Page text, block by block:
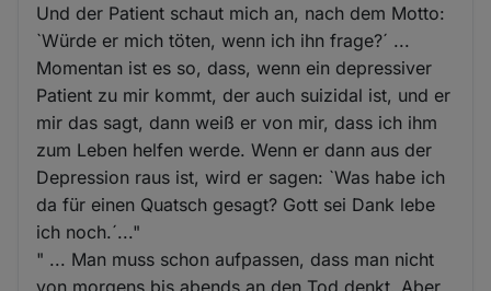
Und der Patient schaut mich an, nach dem Motto:
`Würde er mich töten, wenn ich ihn frage?´ ...
Momentan ist es so, dass, wenn ein depressiver
Patient zu mir kommt, der auch suizidal ist, und er
mir das sagt, dann weiß er von mir, dass ich ihm
zum Leben helfen werde. Wenn er dann aus der
Depression raus ist, wird er sagen: `Was habe ich
da für einen Quatsch gesagt? Gott sei Dank lebe
ich noch.´..."
" ... Man muss schon aufpassen, dass man nicht
von morgens bis abends an den Tod denkt. Aber